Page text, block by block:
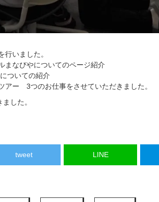
いました。
まなびやについてのページ紹介
ついての紹介
アー 3つのお仕事をさせていただきました。
した。
tweet LINE